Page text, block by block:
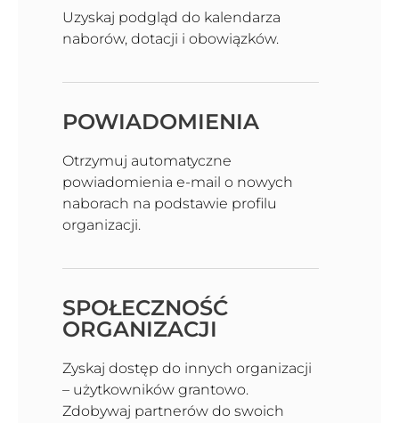
Uzyskaj podgląd do kalendarza
naborów, dotacji i obowiązków.
POWIADOMIENIA
Otrzymuj automatyczne
powiadomienia e-mail o nowych
naborach na podstawie profilu
organizacji.
SPOŁECZNOŚĆ
ORGANIZACJI
Zyskaj dostęp do innych organizacji
– użytkowników grantowo.
Zdobywaj partnerów do swoich